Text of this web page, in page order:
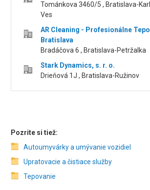
Tománkova 3460/5 , Bratislava-
Ves
AR Cleaning - Profesionálne
Bratislava
Bradáčova 6 , Bratislava-Petržalka
Stark Dynamics, s. r. o.
Drieňová 1J , Bratislava-Ružinov
Pozrite si tiež:
Autoumyvárky a umývanie vozidiel
Upratovacie a čistiace služby
Tepovanie